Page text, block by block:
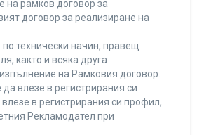
рамков договор за
договор за реализиране на
технически начин, правещ
както и всяка друга
на Рамковия договор.
влезе в регистрирания си
в регистрирания си профил,
Рекламодател при